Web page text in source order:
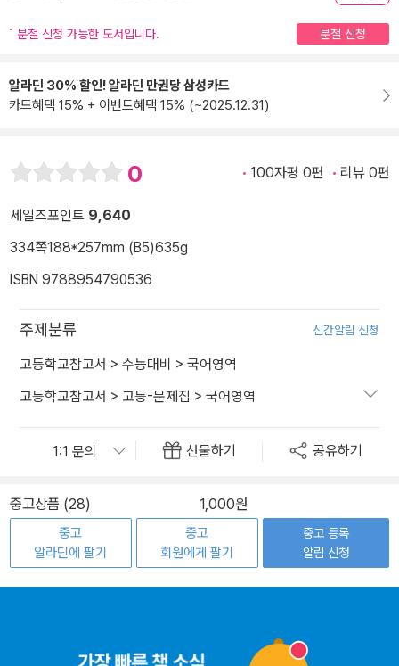
분철 신청 가능한 도서입니다. 분철 신청
알라딘 30% 할인! 알라딘 만권당 삼성카드
카드혜택 15% + 이벤트혜택 15% (~2025.12.31)
0 100자평 0편 리뷰 0편
세일즈포인트 9,640
334쪽188*257mm (B5)635g
ISBN 9788954790536
주제분류 신간알림 신청
고등학교참고서 > 수능대비 > 국어영역
고등학교참고서 > 고등-문제집 > 국어영역
선물하기 공유하기
중고상품 (28) 1,000원
중고
알라딘에 팔기
중고
회원에게 팔기
중고 등록
알림 신청